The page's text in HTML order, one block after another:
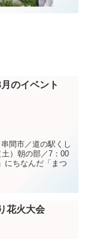
のイベント
間市／道の駅くし
）朝の部／7：00
にちなんだ「まつ
花火大会